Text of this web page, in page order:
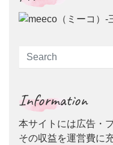
Information
本サイトには広告・
その収益を運営費に